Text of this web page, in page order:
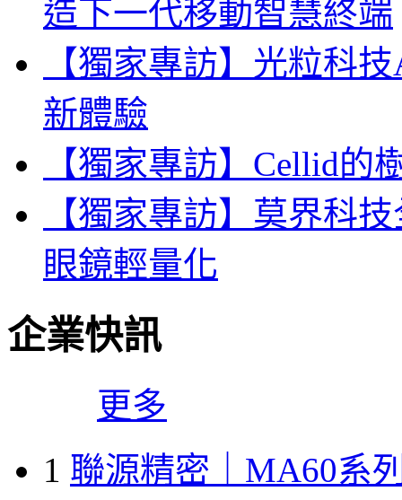
造下一代移動智慧終端
【獨家專訪】光粒科
新體驗
【獨家專訪】Cellid的
【獨家專訪】莫界科
眼鏡輕量化
企業快訊
更多
1 聯源精密｜MA60系